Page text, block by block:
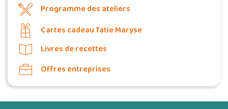
Programme des ateliers
Cartes cadeau Tatie Maryse
Livres de recettes
Offres entreprises